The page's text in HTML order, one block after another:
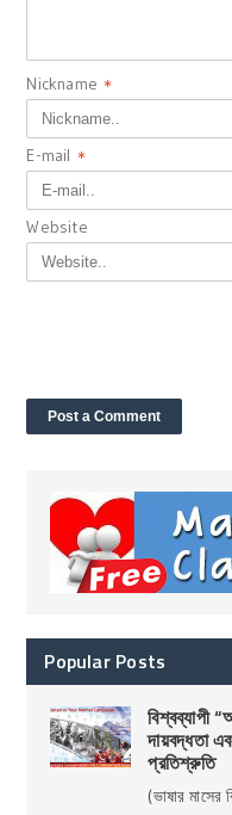
Nickname *
E-mail *
Website
Popular Posts
বিশ্বব্যাপী
দায়বদ্ধতা
প্রতিশ্রুতি
(ভাষার মাসের